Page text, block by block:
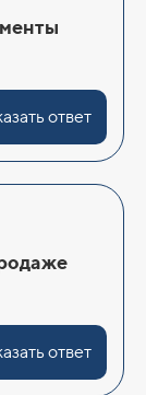
ответ
ответ